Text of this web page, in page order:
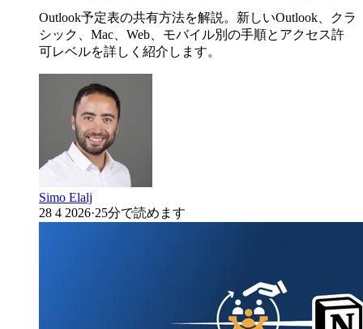
Outlook予定表の共有方法を解説。新しいOutlook、クラ
シック、Mac、Web、モバイル別の手順とアクセス許
可レベルを詳しく紹介します。
Simo Elalj
28 4 2026·25分で読めます